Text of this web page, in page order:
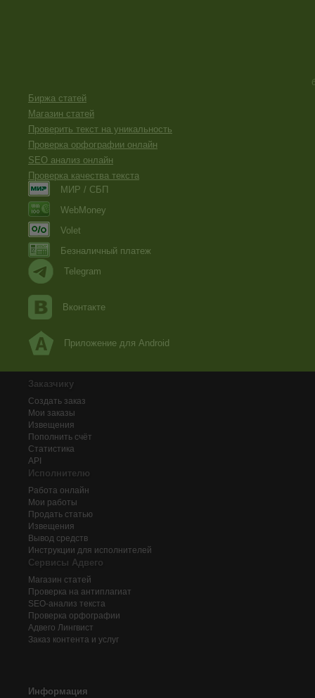
Биржа статей
Магазин статей
Проверить текст на уникальность
Проверка орфографии онлайн
SEO анализ онлайн
Проверка качества текста
МИР / СБП
WebMoney
Volet
Безналичный платеж
Telegram
Вконтакте
Приложение для Android
Заказчику
Создать заказ
Мои заказы
Извещения
Пополнить счёт
Статистика
API
Исполнителю
Работа онлайн
Мои работы
Продать статью
Извещения
Вывод средств
Инструкции для исполнителей
Сервисы Адвего
Магазин статей
Проверка на антиплагиат
SEO-анализ текста
Проверка орфографии
Адвего Лингвист
Заказ контента и услуг
Информация